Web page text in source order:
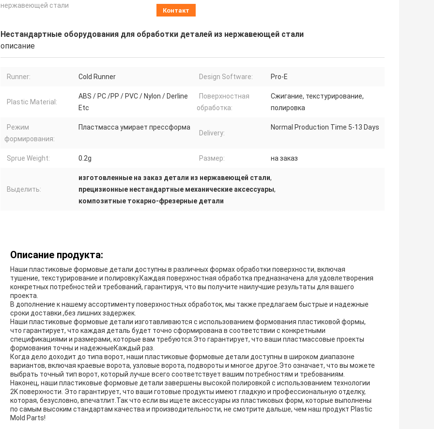
нержавеющей стали
Контакт
Нестандартные оборудования для обработки деталей из нержавеющей стали
описание
Runner: Cold Runner Design Software: Pro-E
Plastic Material:
ABS / PC /PP / PVC / Nylon / Derline
Etc
Поверхностная
обработка:
Сжигание, текстурирование,
полировка
Режим
формирования:
Пластмасса умирает прессформа
Delivery:
Normal Production Time 5-13 Days
Sprue Weight: 0.2g Размер: на заказ
Выделить:
изготовленные на заказ детали из нержавеющей стали,
прецизионные нестандартные механические аксессуары,
композитные токарно-фрезерные детали
Описание продукта:
Наши пластиковые формовые детали доступны в различных формах обработки поверхности, включая
тушение, текстурирование и полировку.Каждая поверхностная обработка предназначена для удовлетворения
конкретных потребностей и требований, гарантируя, что вы получите наилучшие результаты для вашего
проекта.
В дополнение к нашему ассортименту поверхностных обработок, мы также предлагаем быстрые и надежные
сроки доставки.,без лишних задержек.
Наши пластиковые формовые детали изготавливаются с использованием формования пластиковой формы,
что гарантирует, что каждая деталь будет точно сформирована в соответствии с конкретными
спецификациями и размерами, которые вам требуются.Это гарантирует, что ваши пластмассовые проекты
формования точны и надежныеКаждый раз.
Когда дело доходит до типа ворот, наши пластиковые формовые детали доступны в широком диапазоне
вариантов, включая краевые ворота, узловые ворота, подвороты и многое другое.Это означает, что вы можете
выбрать точный тип ворот, который лучше всего соответствует вашим потребностям и требованиям.
Наконец, наши пластиковые формовые детали завершены высокой полировкой с использованием технологии
2K поверхности. Это гарантирует, что ваши готовые продукты имеют гладкую и профессиональную отделку,
которая, безусловно, впечатлит.Так что если вы ищете аксессуары из пластиковых форм, которые выполнены
по самым высоким стандартам качества и производительности, не смотрите дальше, чем наш продукт Plastic
Mold Parts!